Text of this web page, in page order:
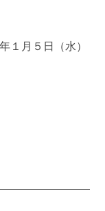
１月５日（水）